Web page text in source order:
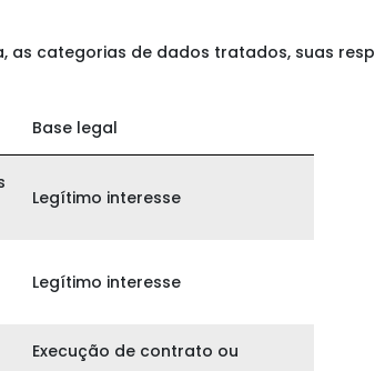
categorias de dados tratados, suas
Base legal
Legítimo interesse
Legítimo interesse
Execução de contrato ou